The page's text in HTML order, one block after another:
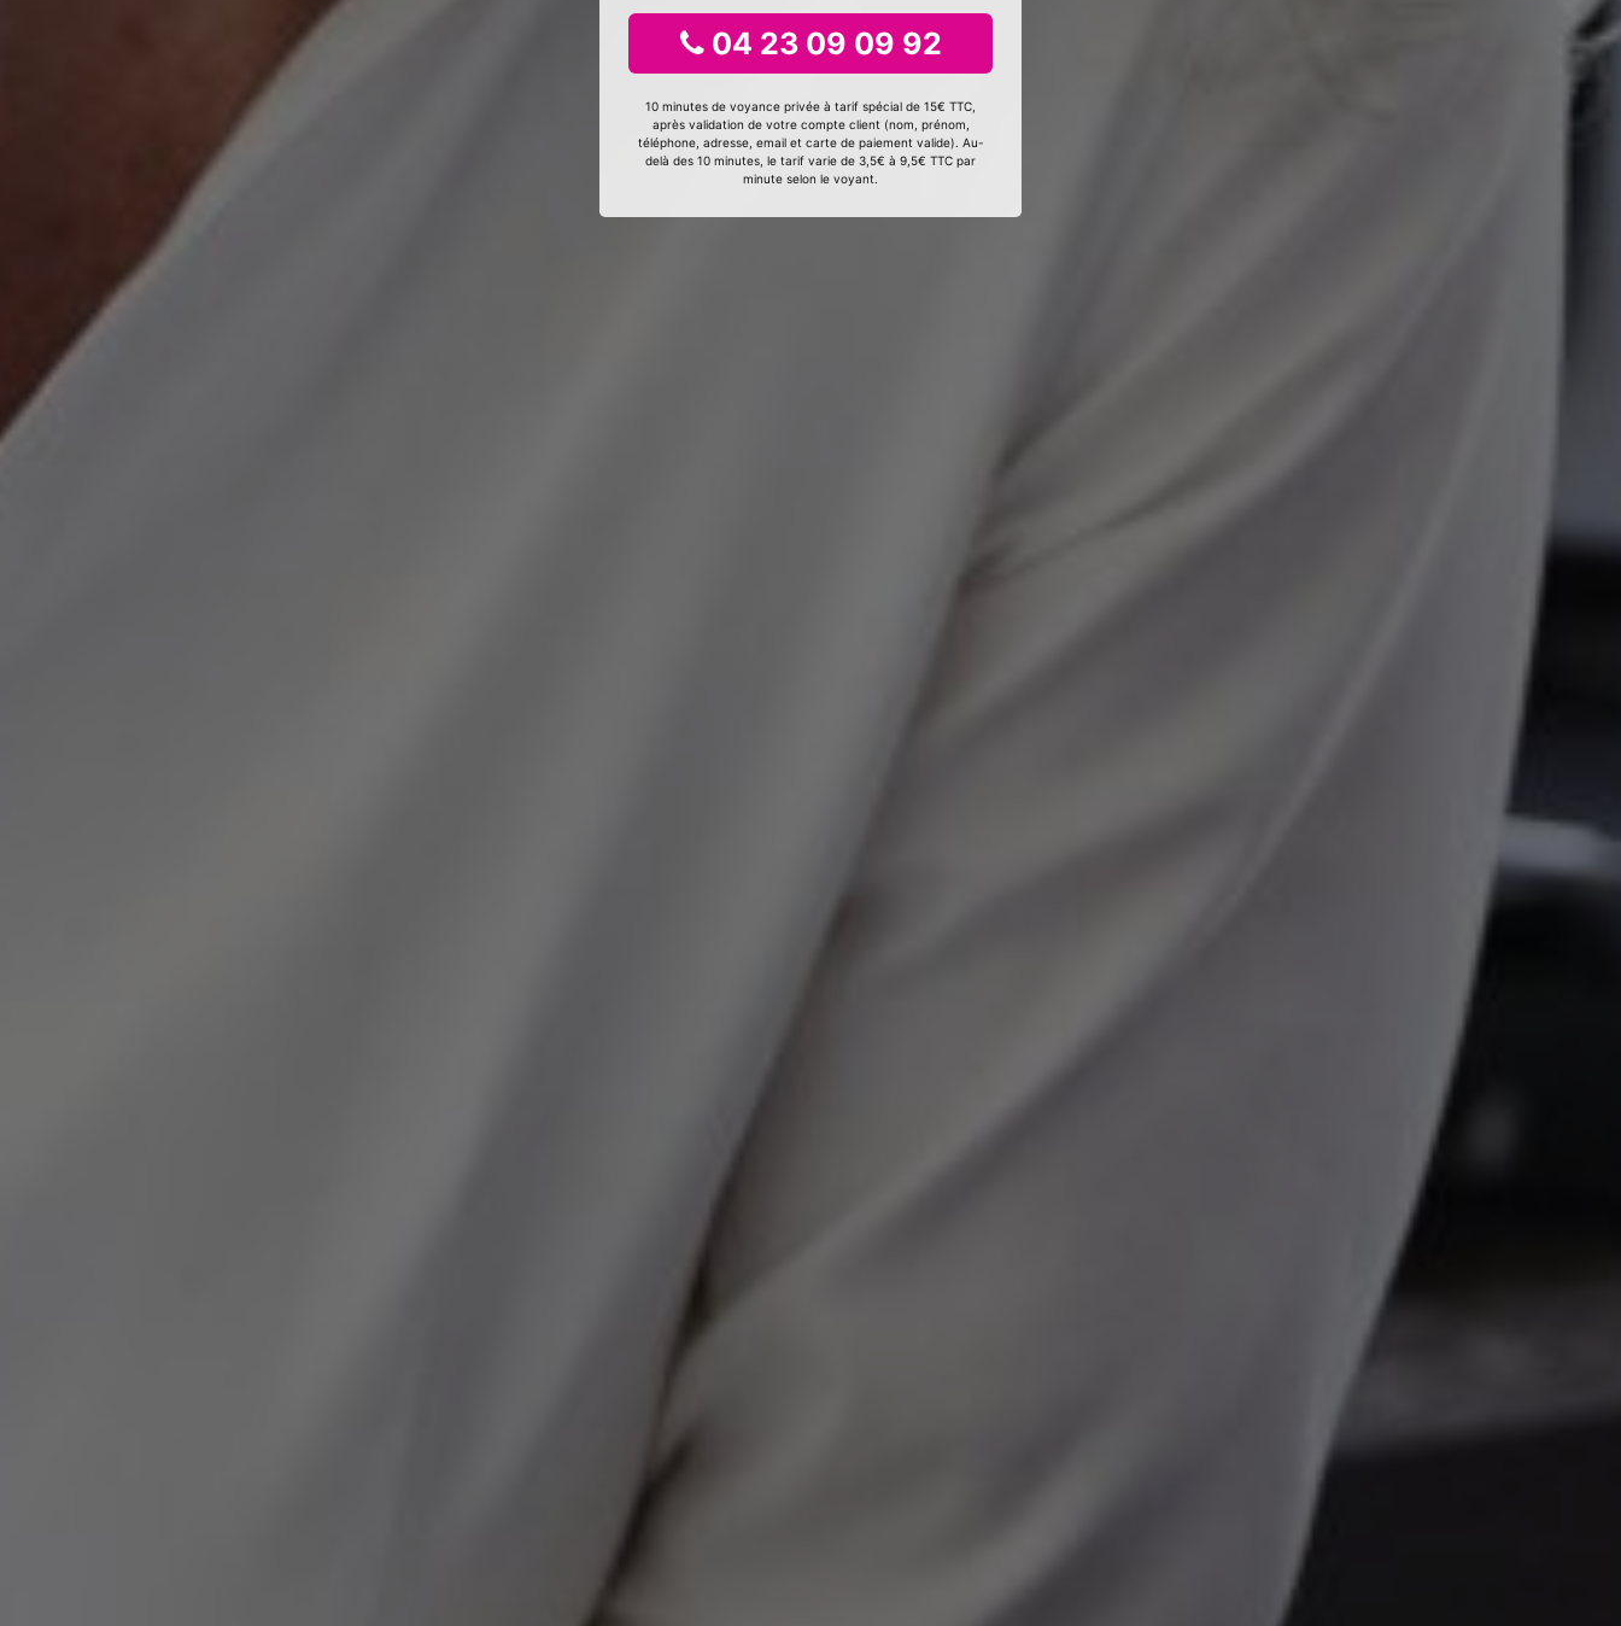
04 23 09 09 92
10 minutes de voyance privée à tarif spécial de 15€ TTC,
après validation de votre compte client (nom, prénom,
téléphone, adresse, email et carte de paiement valide). Au-
delà des 10 minutes, le tarif varie de 3,5€ à 9,5€ TTC par
minute selon le voyant.